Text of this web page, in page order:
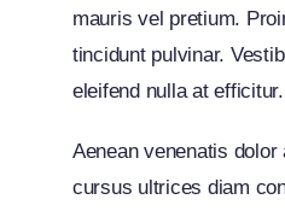
mauris vel pretium.
tincidunt pulvinar.
eleifend nulla at efficitur.
Aenean venenatis
cursus ultrices diam